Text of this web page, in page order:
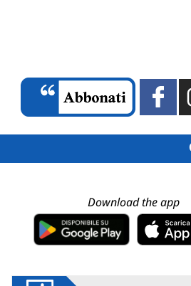
Download the app